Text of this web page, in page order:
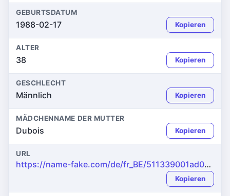
GEBURTSDATUM
1988-02-17 Kopieren
ALTER
38 Kopieren
GESCHLECHT
Männlich Kopieren
MÄDCHENNAME DER MUTTER
Dubois Kopieren
URL
https://name-fake.com/de/fr_BE/511339001ad000f3f254bd5ccddab933
Kopieren